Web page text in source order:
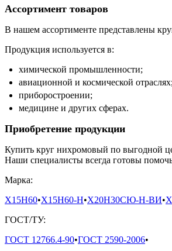
Ассортимент товаров
В нашем ассортименте представлены
Продукция используется в:
химической промышленности;
авиационной и космической
приборостроении;
медицине и других сферах.
Приобретение продукции
Купить круг нихромовый по выгодной
Наши специалисты всегда готовы
Марка:
Х15Н60•Х15Н60-Н•Х20Н30СЮ-Н-ВИ•
ГОСТ/ТУ:
ГОСТ 12766.4-90•ГОСТ 2590-2006•